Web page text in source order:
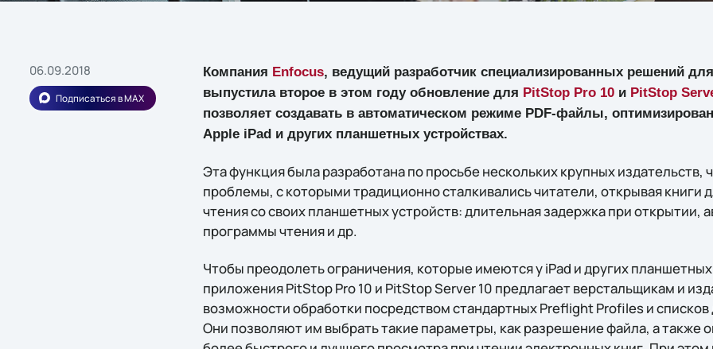
06.09.2018
Подписаться в MAX
Компания Enfocus, ведущий разработчик специализированных решений
выпустила второе в этом году обновление для PitStop Pro 10и PitStop
позволяет создавать в автоматическом режиме PDF-файлы,
Apple iPad и других планшетных устройствах.
Эта функция была разработана по просьбе нескольких крупных издательств,
проблемы, с которыми традиционно сталкивались читатели, открывая книги
чтения со своих планшетных устройств: длительная задержка при открытии,
программы чтения и др.
Чтобы преодолеть ограничения, которые имеются у iPad и других планшетных
приложения PitStop Pro 10 и PitStop Server 10 предлагает верстальщикам и
возможности обработки посредством стандартных Preflight Profiles и
Они позволяют им выбрать такие параметры, как разрешение файла, а также